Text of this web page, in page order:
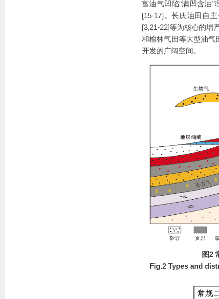
富油气凹陷“满凹含油
[15-17]。长庆油田自
[3,21-22]等为核心的增
和榆林气田等大型油气
开发的广阔空间。
图2
Fig.2 Types and